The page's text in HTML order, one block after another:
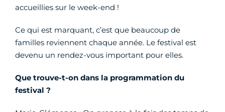
accueillies sur le week-end !
Ce qui est marquant, c’est que beaucoup de
familles reviennent chaque année. Le festival est
devenu un rendez-vous important pour elles.
Que trouve-t-on dans la programmation du
festival ?